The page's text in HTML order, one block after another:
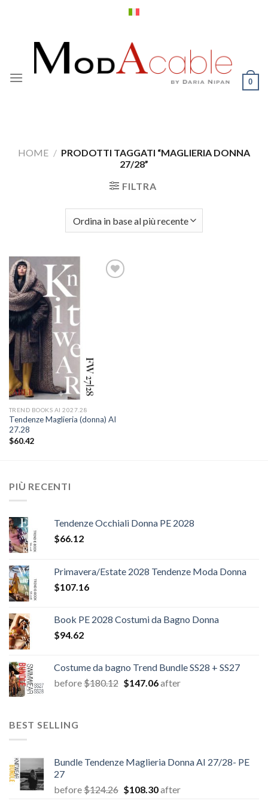
0
HOME / PRODOTTI TAGGATI “MAGLIERIA DONNA
27/28”
FILTRA
TREND BOOKS AI 2027.28
Tendenze Maglieria (donna) AI
27.28
$60.42
PIÙ RECENTI
Tendenze Occhiali Donna PE 2028
$66.12
Primavera/Estate 2028 Tendenze Moda Donna
$107.16
Book PE 2028 Costumi da Bagno Donna
$94.62
Costume da bagno Trend Bundle SS28 + SS27
before$180.12 Il
$147.06Il
after
BEST SELLING
Bundle Tendenze Maglieria Donna AI 27/28- PE
27
before$124.26 Il
$108.30Il
after